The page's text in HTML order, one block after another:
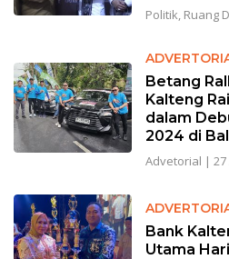
Politik, Ruang
Betang
Kalteng
dalam
2024 di
Advetorial |
Bank
Utama